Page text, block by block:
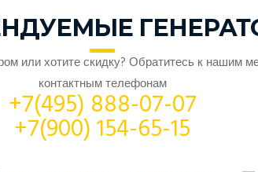
или хотите скидку? Обратитесь к нашим
контактным телефонам
+7(495) 888-07-07
+7(900) 154-65-15